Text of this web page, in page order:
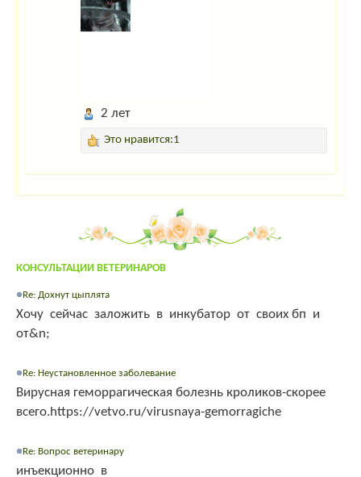
2 лет
Это нравится:1
КОНСУЛЬТАЦИИ ВЕТЕРИНАРОВ
Re: Дохнут цыплята
Хочу сейчас заложить в инкубатор от своих бп и
от&n;
Re: Неустановленное заболевание
Вирусная геморрагическая болезнь кроликов-скорее
всего.https://vetvo.ru/virusnaya-gemorragiche
Re: Вопрос ветеринару
инъекционно в